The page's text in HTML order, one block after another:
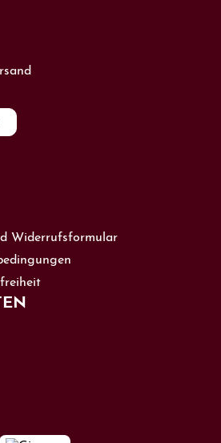
Widerrufsformular